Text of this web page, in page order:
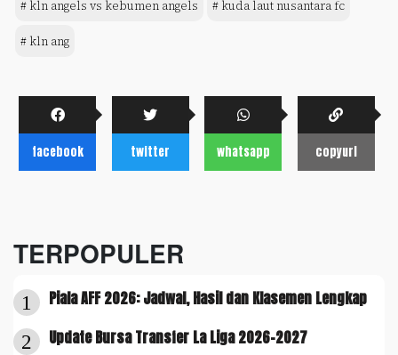
# kln angels vs kebumen angels # kuda laut nusantara fc
# kln ang
facebook twitter whatsapp copyurl
TERPOPULER
1 Piala AFF 2026: Jadwal, Hasil dan Klasemen Lengkap
2 Update Bursa Transfer La Liga 2026-2027